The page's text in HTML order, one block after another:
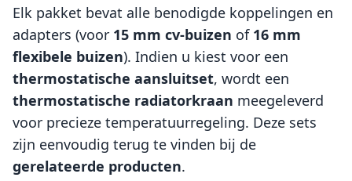
Elk pakket bevat alle benodigde koppelingen en
adapters (voor 15 mm cv-buizen of 16 mm
flexibele buizen). Indien u kiest voor een
thermostatische aansluitset, wordt een
thermostatische radiatorkraan meegeleverd
voor precieze temperatuurregeling. Deze sets
zijn eenvoudig terug te vinden bij de
gerelateerde producten.